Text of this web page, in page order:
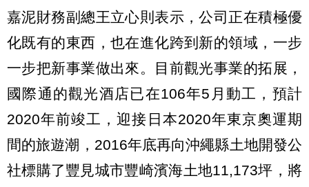
嘉泥財務副總王立心則表示，公司正在積極優
化既有的東西，也在進化跨到新的領域，一步
一步把新事業做出來。目前觀光事業的拓展，
國際通的觀光酒店已在106年5月動工，預計
2020年前竣工，迎接日本2020年東京奧運期
間的旅遊潮，2016年底再向沖繩縣土地開發公
社標購了豐見城市豐崎濱海土地11,173坪，將